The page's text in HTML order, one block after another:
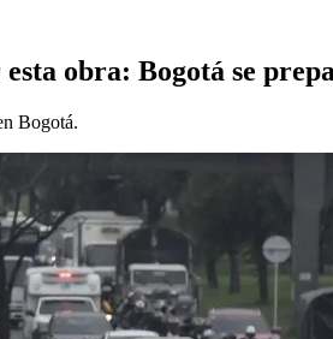
obra: Bogotá se
Bogotá.